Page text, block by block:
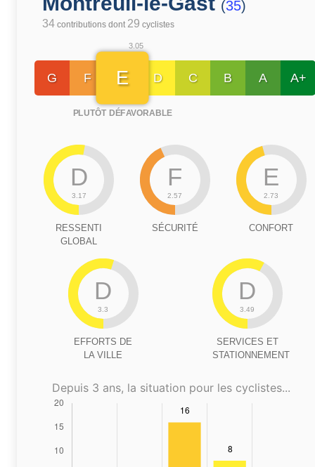
(35)
34 contributions dont 29 cyclistes
G F
3.05
E
PLUTÔT DÉFAVORABLE
D C B A A+
D
3.17
RESSENTI
GLOBAL
F
2.57
SÉCURITÉ
E
2.73
CONFORT
D
3.3
EFFORTS DE
LA VILLE
D
3.49
SERVICES ET
STATIONNEMENT
Depuis 3 ans, la situation pour les cyclistes...